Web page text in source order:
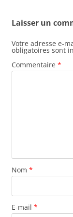
Laisser un
Votre adresse e-
obligatoires sont
Commentaire *
Nom *
E-mail *